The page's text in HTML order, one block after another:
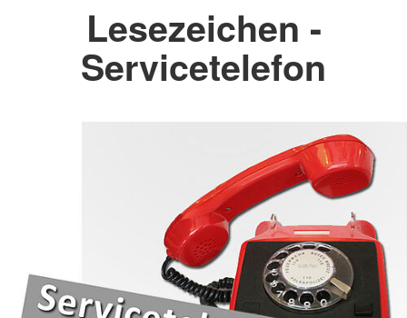
Lesezeichen -
Servicetelefon